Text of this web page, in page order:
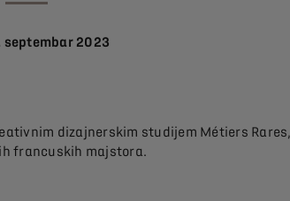
septembar 2023
dizajnerskim studijem Métiers
francuskih majstora.